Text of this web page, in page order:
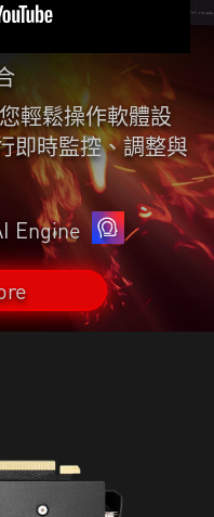
輕鬆操作軟體設
即時監控、調整與
Engine